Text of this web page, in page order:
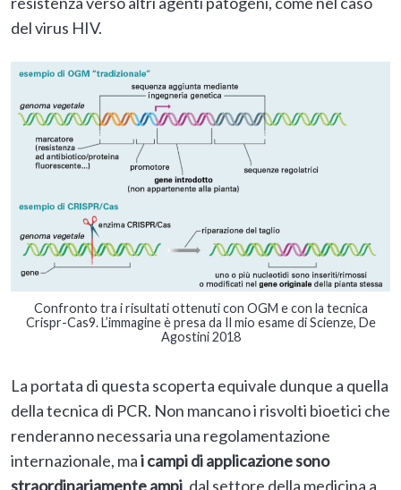
del virus HIV.
Confronto tra i risultati ottenuti con OGM e con la tecnica
Crispr-Cas9. L’immagine è presa da Il mio esame di Scienze, De
Agostini 2018
La portata di questa scoperta equivale dunque a quella
della tecnica di PCR. Non mancano i risvolti bioetici che
renderanno necessaria una regolamentazione
internazionale, mai campi di applicazione sono
straordinariamente ampi, dal settore della medicina a